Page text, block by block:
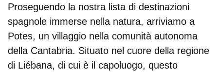
Proseguendo la nostra lista di destinazioni
spagnole immerse nella natura, arriviamo a
Potes, un villaggio nella comunità autonoma
della Cantabria. Situato nel cuore della regione
di Liébana, di cui è il capoluogo, questo